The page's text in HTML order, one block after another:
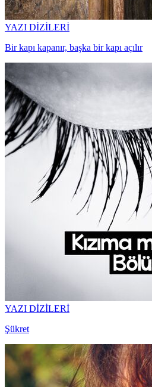
YAZI DİZİLERİ
Bir kapı kapanır, başka bir kapı açılır
YAZI DİZİLERİ
Şükret